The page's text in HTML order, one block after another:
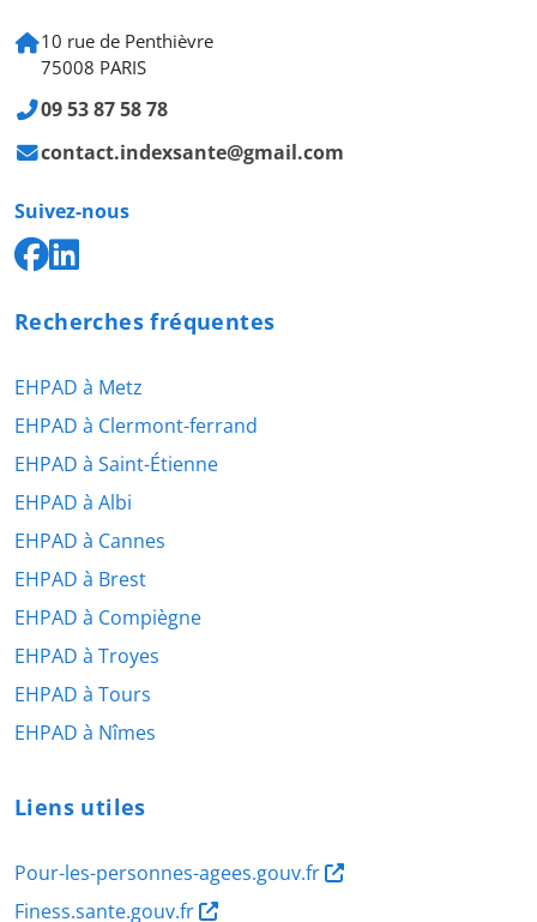
10 rue de Penthièvre
75008 PARIS
09 53 87 58 78
contact.indexsante@gmail.com
Suivez-nous
Recherches fréquentes
EHPAD à Metz
EHPAD à Clermont-ferrand
EHPAD à Saint-Étienne
EHPAD à Albi
EHPAD à Cannes
EHPAD à Brest
EHPAD à Compiègne
EHPAD à Troyes
EHPAD à Tours
EHPAD à Nîmes
Liens utiles
Pour-les-personnes-agees.gouv.fr
Finess.sante.gouv.fr